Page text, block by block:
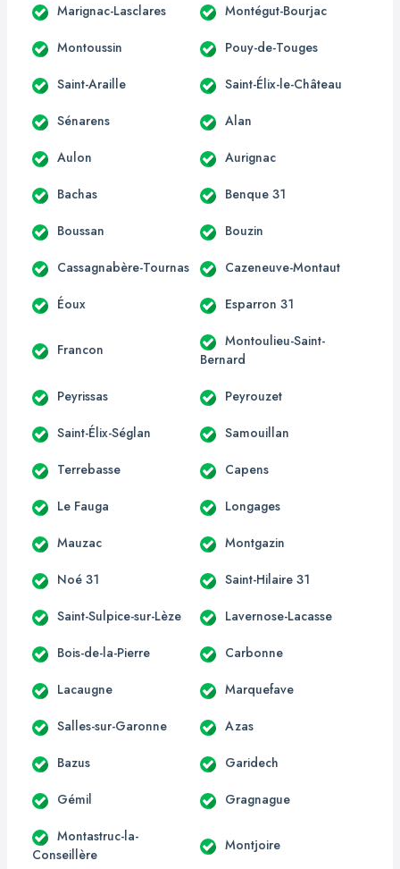
Marignac-Lasclares Montégut-Bourjac
Montoussin Pouy-de-Touges
Saint-Araille Saint-Élix-le-Château
Sénarens Alan
Aulon Aurignac
Bachas Benque 31
Boussan Bouzin
Cassagnabère-Tournas Cazeneuve-Montaut
Éoux Esparron 31
Francon
Montoulieu-Saint-
Bernard
Peyrissas Peyrouzet
Saint-Élix-Séglan Samouillan
Terrebasse Capens
Le Fauga Longages
Mauzac Montgazin
Noé 31 Saint-Hilaire 31
Saint-Sulpice-sur-Lèze Lavernose-Lacasse
Bois-de-la-Pierre Carbonne
Lacaugne Marquefave
Salles-sur-Garonne Azas
Bazus Garidech
Gémil Gragnague
Montastruc-la-
Conseillère
Montjoire